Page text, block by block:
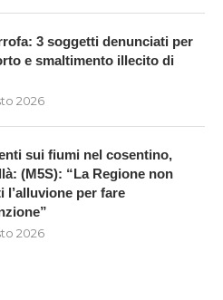
3 soggetti denunciati per
e smaltimento illecito di
2026
sui fiumi nel cosentino,
(M5S): “La Regione non
l’alluvione per fare
2026